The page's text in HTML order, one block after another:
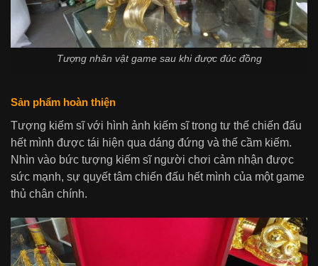
Tượng nhân vật game sau khi được đúc đồng
Sản phẩm hoàn thiện
Tượng kiếm sĩ với hình ảnh kiếm sĩ trong tư thế chiến đấu
hết mình được tái hiện qua dáng đứng và thế cầm kiếm.
Nhìn vào bức tượng kiếm sĩ người chơi cảm nhận được
sức mạnh, sự quyết tâm chiến đấu hết mình của một game
thủ chân chính.